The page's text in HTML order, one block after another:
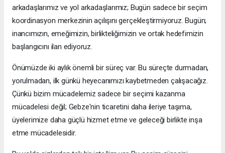
arkadaşlarımız ve yol arkadaşlarımız; Bugün sadece bir seçim
koordinasyon merkezinin açılışını gerçekleştirmiyoruz. Bugün;
inancımızın, emeğimizin, birlikteliğimizin ve ortak hedefimizin
başlangıcını ilan ediyoruz.
Önümüzde iki aylık önemli bir süreç var. Bu süreçte durmadan,
yorulmadan, ilk günkü heyecanımızı kaybetmeden çalışacağız.
Çünkü bizim mücadelemiz sadece bir seçimi kazanma
mücadelesi değil; Gebze'nin ticaretini daha ileriye taşıma,
üyelerimize daha güçlü hizmet etme ve geleceği birlikte inşa
etme mücadelesidir.